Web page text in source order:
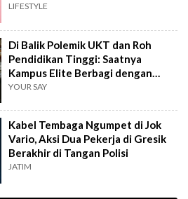
LIFESTYLE
Di Balik Polemik UKT dan Roh
Pendidikan Tinggi: Saatnya
Kampus Elite Berbagi dengan
Kampus Daerah
YOUR SAY
Kabel Tembaga Ngumpet di Jok
Vario, Aksi Dua Pekerja di Gresik
Berakhir di Tangan Polisi
JATIM